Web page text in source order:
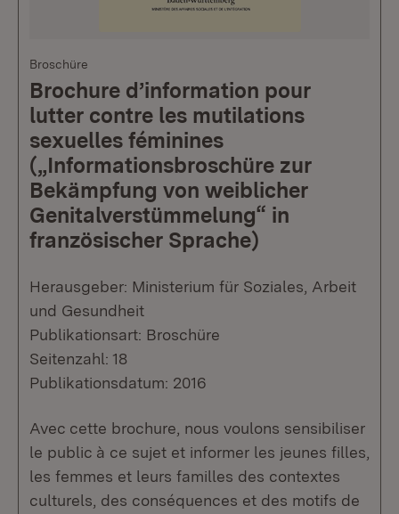
Broschüre
Brochure d’information pour
lutter contre les mutilations
sexuelles féminines
(„Informationsbroschüre zur
Bekämpfung von weiblicher
Genitalverstümmelung“ in
französischer Sprache)
Herausgeber: Ministerium für Soziales, Arbeit
und Gesundheit
Publikationsart: Broschüre
Seitenzahl: 18
Publikationsdatum: 2016
Avec cette brochure, nous voulons sensibiliser
le public à ce sujet et informer les jeunes filles,
les femmes et leurs familles des contextes
culturels, des conséquences et des motifs de